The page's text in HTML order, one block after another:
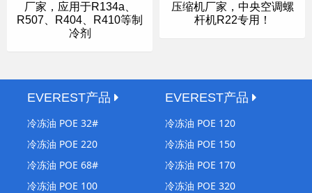
厂家，应用于R134a、
R507、R404、R410等制
冷剂
压缩机厂家，中央空调螺
杆机R22专用！
EVEREST产品
冷冻油 POE 32#
冷冻油 POE 220
冷冻油 POE 68#
冷冻油 POE 100
EVEREST产品
冷冻油 POE 120
冷冻油 POE 150
冷冻油 POE 170
冷冻油 POE 320